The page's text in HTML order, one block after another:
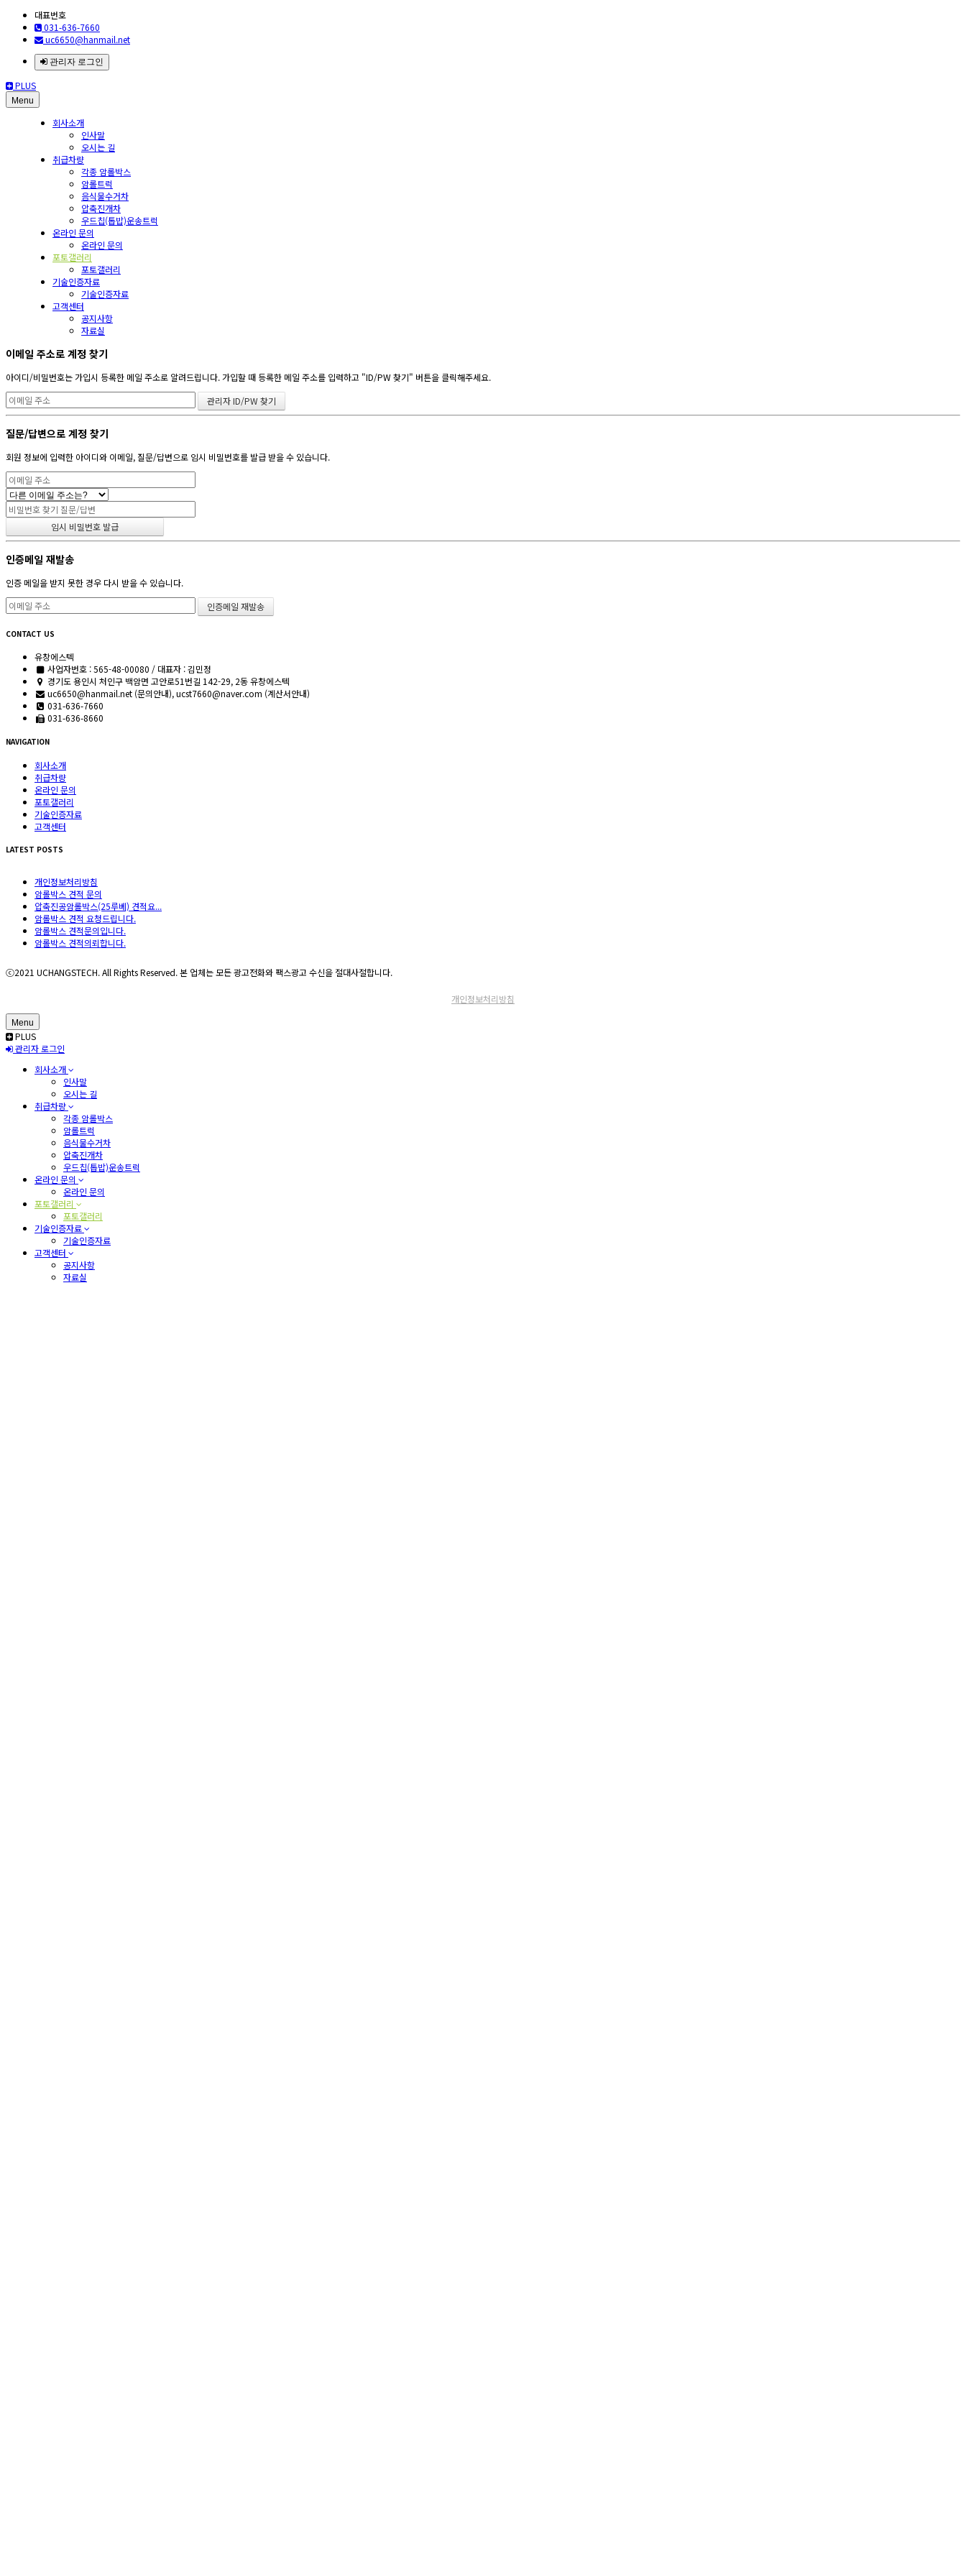
대표번호
031-636-7660
uc6650@hanmail.net
관리자 로그인
PLUS
Menu
회사소개
인사말
오시는 길
취급차량
각종 암롤박스
암롤트럭
음식물수거차
압축진개차
우드칩(톱밥)운송트럭
온라인 문의
온라인 문의
포토갤러리
포토갤러리
기술인증자료
기술인증자료
고객센터
공지사항
자료실
이메일 주소로 계정 찾기
아이디/비밀번호는 가입시 등록한 메일 주소로 알려드립니다. 가입할 때 등록한 메일 주소를 입력하고 "ID/PW 찾기" 버튼을 클릭해주세요.
질문/답변으로 계정 찾기
회원 정보에 입력한 아이디와 이메일, 질문/답변으로 임시 비밀번호를 발급 받을 수 있습니다.
인증메일 재발송
인증 메일을 받지 못한 경우 다시 받을 수 있습니다.
CONTACT US
유창에스텍
사업자번호 : 565-48-00080 / 대표자 : 김민정
경기도 용인시 처인구 백암면 고안로51번길 142-29, 2동 유창에스텍
uc6650@hanmail.net (문의안내), ucst7660@naver.com (계산서안내)
031-636-7660
031-636-8660
NAVIGATION
회사소개
취급차량
온라인 문의
포토갤러리
기술인증자료
고객센터
LATEST POSTS
개인정보처리방침
암롤박스 견적 문의
압축진공암롤박스(25루베) 견적요...
암롤박스 견적 요청드립니다.
암롤박스 견적문의입니다.
암롤박스 견적의뢰합니다.
ⓒ2021 UCHANGSTECH. All Rights Reserved. 본 업체는 모든 광고전화와 팩스광고 수신을 절대사절합니다.
개인정보처리방침
Menu
PLUS
관리자 로그인
회사소개
인사말
오시는 길
취급차량
각종 암롤박스
암롤트럭
음식물수거차
압축진개차
우드칩(톱밥)운송트럭
온라인 문의
온라인 문의
포토갤러리
포토갤러리
기술인증자료
기술인증자료
고객센터
공지사항
자료실